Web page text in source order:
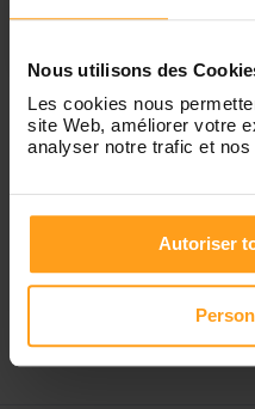
Nous utilisons des
Les cookies nous
site Web, améliorer votre
analyser notre trafic et
Autoriser
Emplois et
d'enfants à